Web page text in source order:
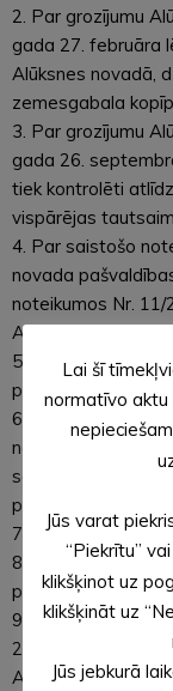
2. Par grozījumu
gada 27. februāra
Alūksnes novadā,
zemesgabala
3. Par grozījumu
gada 26.
tiek kontrolēti
vispārējas
4. Par saistošo
novada
noteikumos Nr. 11/
Alūksnes novadā””
5. Par saistošo
pašvaldības
6. Par saistošo
novada
saistošajos
pašvaldības
7. Par atteikumu
8. Par Alūksnes
pakalpojumu.
9. Par
28.11.2024.
Alūksnes novada
Lai šī
normatīvo aktu
Jūs varat
“Piekrītu”
klikšķinot uz
klikšķināt uz
Jūs jebkurā